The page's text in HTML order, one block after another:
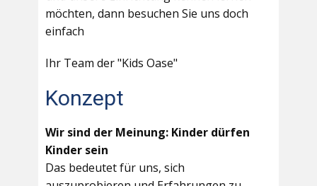
möchten, dann besuchen Sie uns doch
einfach
Ihr Team der "Kids Oase"
Konzept
Wir sind der Meinung: Kinder dürfen
Kinder sein
Das bedeutet für uns, sich